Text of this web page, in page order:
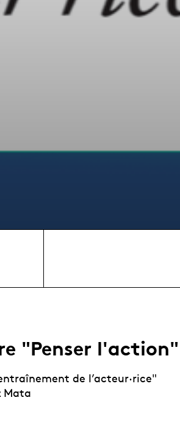
"Penser l'action"
de l’acteur·rice"
Mata